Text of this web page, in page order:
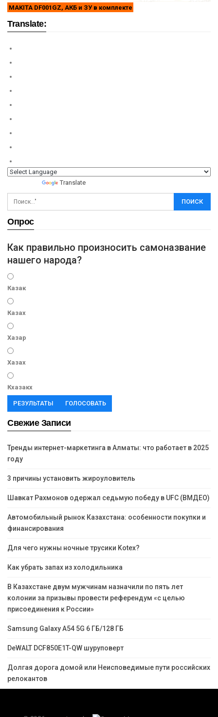
MAKITA DF001GZ, АКБ и ЗУ в комплекте
Translate:
Translate
Опрос
Как правильно произносить самоназвание
нашего народа?
Казак
Казах
Хазар
Хазах
Кхазакх
РЕЗУЛЬТАТЫ ГОЛОСОВАТЬ
Свежие Записи
Тренды интернет-маркетинга в Алматы: что работает в 2025
году
3 причины установить жироуловитель
Шавкат Рахмонов одержал седьмую победу в UFC (ВМДЕО)
Автомобильный рынок Казахстана: особенности покупки и
финансирования
Для чего нужны ночные трусики Kotex?
Как убрать запах из холодильника
В Казахстане двум мужчинам назначили по пять лет
колонии за призывы провести референдум «с целью
присоединения к России»
Samsung Galaxy A54 5G 6 ГБ/128 ГБ
DeWALT DCF850E1T-QW шуруповерт
Долгая дорога домой или Неисповедимые пути российских
релокантов